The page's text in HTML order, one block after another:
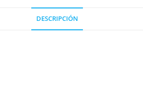
DESCRIPCIÓN